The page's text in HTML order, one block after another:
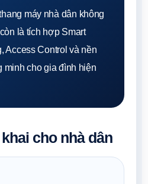
máy nhà dân không
là tích hợp Smart
Access Control và nền
minh cho gia đình hiện
cho nhà dân